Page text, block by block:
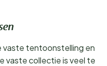
vaste tentoonstelling en
vaste collectie is veel te